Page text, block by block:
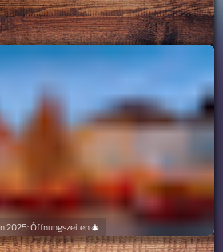
2025: Öffnungszeiten 🎄